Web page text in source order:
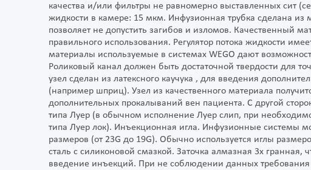
качества и/или фильтры не равномерно выставленных сит
жидкости в камере: 15 мкм. Инфузионная трубка сделана из
позволяет не допустить загибов и изломов. Качественный
правильного использования. Регулятор потока жидкости
материалы используемые в системах WEGO дают
Роликовый канал должен быть достаточной твердости для
узел сделан из латексного каучука , для введения
(например шприц). Узел из качественного материала
дополнительных прокалываний вен пациента. С другой
типа Луер (в обычном исполнение Луер слип, при
типа Луер лок). Инъекционная игла. Инфузионные системы
размеров (от 23G до 19G). Обычно используется иглы
сталь с силиконовой смазкой. Заточка алмазная 3х гранная,
введение инъекций. При не соблюдении данных требования